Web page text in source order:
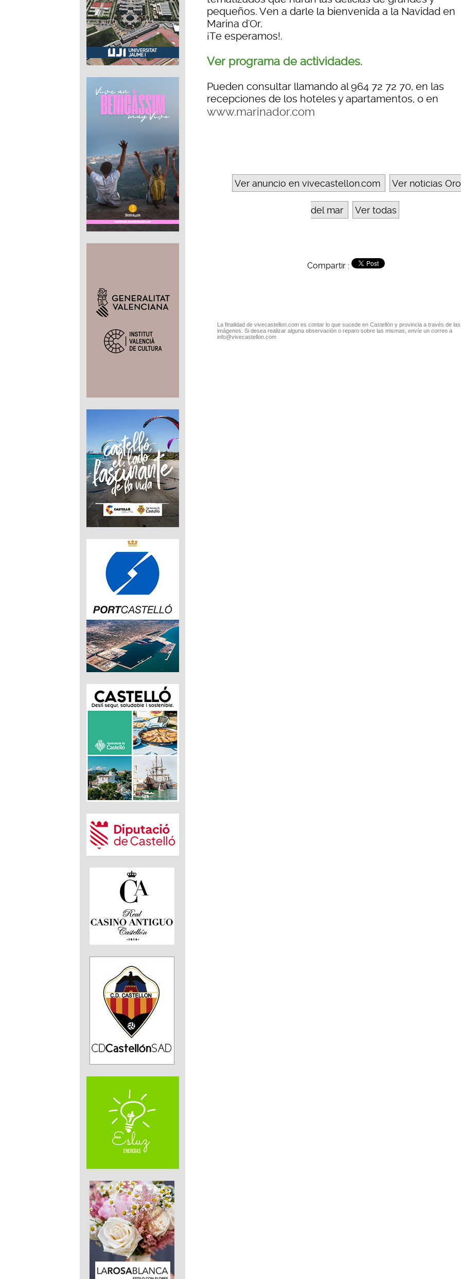
pequeños. Ven a darle la bienvenida a la Navidad en
Marina d'Or.
¡Te esperamos!.
Ver programa de actividades.
Pueden consultar llamando al 964 72 72 70, en las
recepciones de los hoteles y apartamentos, o en
www.marinador.com
Ver anuncio en vivecastellon.com Ver noticias
del mar Ver todas
Compartir :
La finalidad de vivecastellon.com es contar lo que sucede en Castellón y provincia a través de las
imágenes. Si desea realizar alguna observación o reparo sobre las mismas, envíe un correo a
info@vivecastellon.com